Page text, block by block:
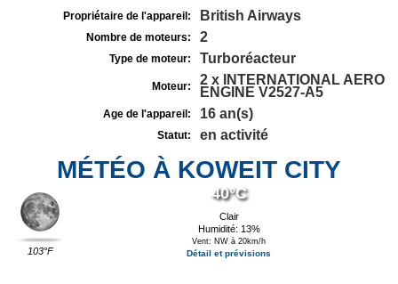
Propriétaire de l'appareil: British Airways
Nombre de moteurs: 2
Type de moteur: Turboréacteur
Moteur:
2 x INTERNATIONAL AERO
ENGINE V2527-A5
Age de l'appareil: 16 an(s)
Statut: en activité
MÉTÉO À KOWEIT CITY
103°F
40°C
Clair
Humidité: 13%
Vent: NW à 20km/h
Détail et prévisions